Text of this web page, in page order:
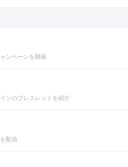
ンペーンを開催
ンのブレスレットを紹介
配信